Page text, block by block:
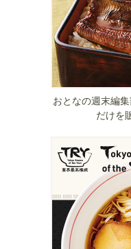
おとなの週末編
だけを